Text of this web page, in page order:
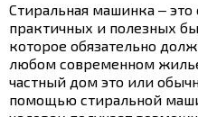
Стиральная машинка ‒ это
практичных и полезных
которое обязательно
любом современном
частный дом это или
помощью стиральной